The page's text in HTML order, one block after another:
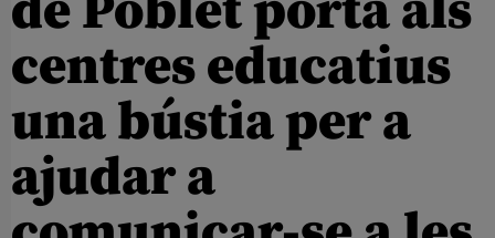
centres educatius
una bústia per a
ajudar a